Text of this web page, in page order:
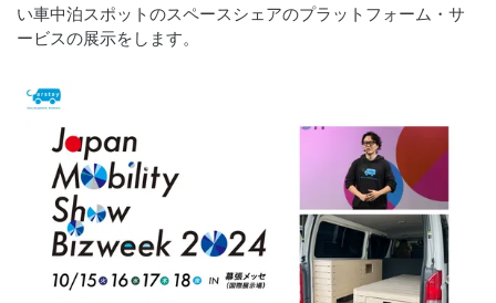
い車中泊スポットのスペースシェアのプラットフォーム・サ
ービスの展示をします。